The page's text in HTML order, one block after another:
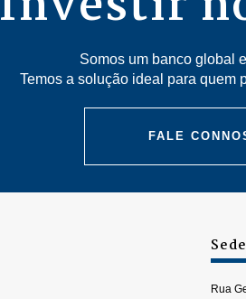
Somos um banco global
Temos a solução ideal para quem
FALE
Sede
Rua